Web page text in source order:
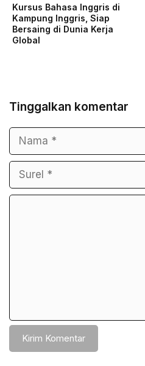
Kursus Bahasa Inggris di
Kampung Inggris, Siap
Bersaing di Dunia Kerja
Global
Tinggalkan komentar
Nama
Surel